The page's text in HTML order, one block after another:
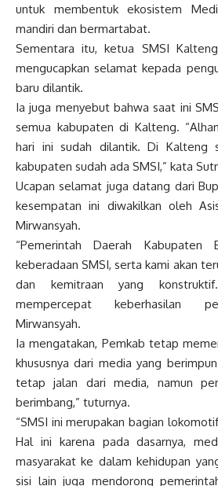
untuk membentuk ekosistem
mandiri dan bermartabat.
Sementara itu, ketua SMSI
mengucapkan selamat kepada
baru dilantik.
Ia juga menyebut bahwa saat ini
semua kabupaten di Kalteng.
hari ini sudah dilantik. Di Kalteng
kabupaten sudah ada SMSI,” kata
Ucapan selamat juga datang dari
kesempatan ini diwakilkan oleh
Mirwansyah.
“Pemerintah Daerah Kabupaten
keberadaan SMSI, serta kami akan
dan kemitraan yang
mempercepat keberhasilan
Mirwansyah.
Ia mengatakan, Pemkab tetap
khususnya dari media yang
tetap jalan dari media, namun
berimbang,” tuturnya.
“SMSI ini merupakan bagian
Hal ini karena pada dasarnya,
masyarakat ke dalam kehidupan
sisi lain juga mendorong